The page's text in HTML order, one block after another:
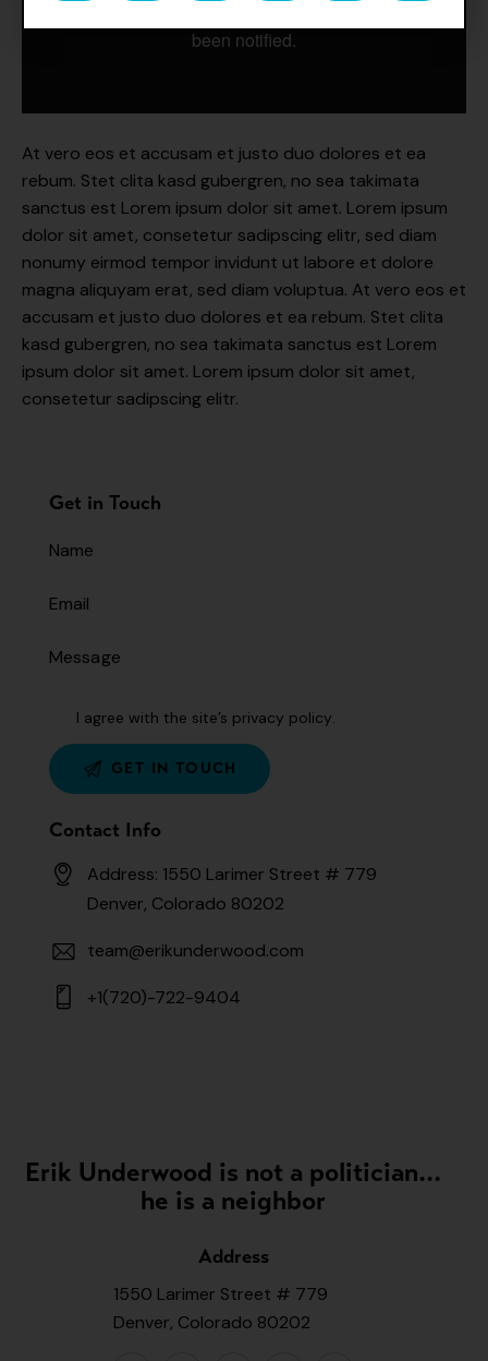
At vero eos et accusam et justo duo dolores et ea
rebum. Stet clita kasd gubergren, no sea takimata
sanctus est Lorem ipsum dolor sit amet. Lorem ipsum
dolor sit amet, consetetur sadipscing elitr, sed diam
nonumy eirmod tempor invidunt ut labore et dolore
magna aliquyam erat, sed diam voluptua. At vero eos et
accusam et justo duo dolores et ea rebum. Stet clita
kasd gubergren, no sea takimata sanctus est Lorem
ipsum dolor sit amet. Lorem ipsum dolor sit amet,
consetetur sadipscing elitr.
Get in Touch
I agree with the site’s privacy policy.
Contact Info
Address: 1550 Larimer Street # 779
Denver, Colorado 80202
team@erikunderwood.com
+1(720)-722-9404
Erik Underwood is not a politician...
he is a neighbor
Address
1550 Larimer Street # 779
Denver, Colorado 80202